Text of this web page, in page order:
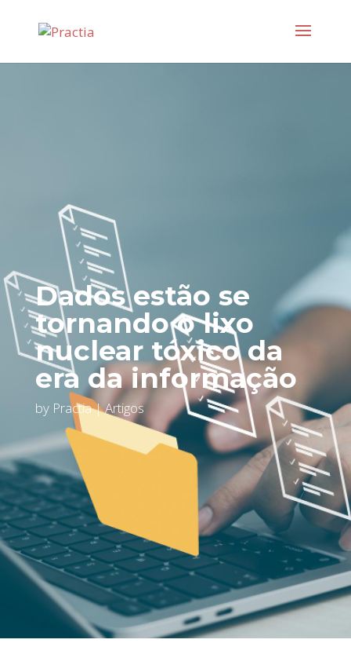
Dados estão se
tornando o lixo
nuclear tóxico da
era da informação
by Practia|Artigos